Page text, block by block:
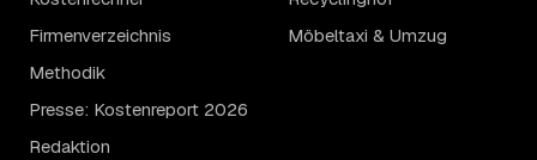
Firmenverzeichnis
Methodik
Presse: Kostenreport 2026
Redaktion
Möbeltaxi & Umzug